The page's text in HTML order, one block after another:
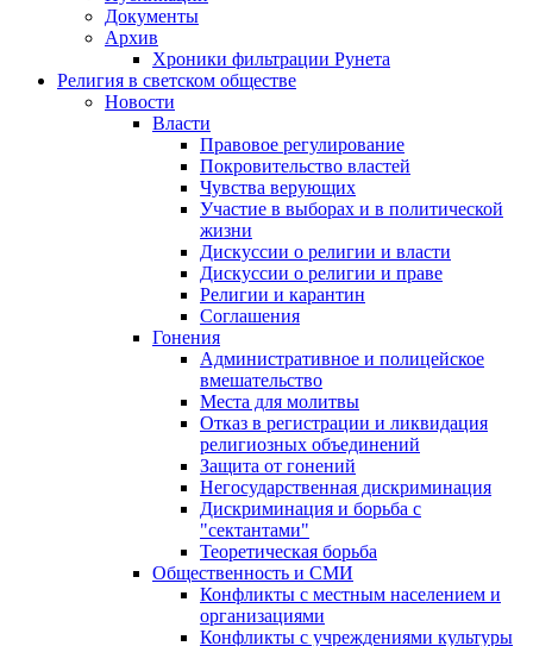
Документы
Архив
Хроники фильтрации Рунета
Религия в светском обществе
Новости
Власти
Правовое регулирование
Покровительство властей
Чувства верующих
Участие в выборах и в политической
жизни
Дискуссии о религии и власти
Дискуссии о религии и праве
Религии и карантин
Соглашения
Гонения
Административное и полицейское
вмешательство
Места для молитвы
Отказ в регистрации и ликвидация
религиозных объединений
Защита от гонений
Негосударственная дискриминация
Дискриминация и борьба с
"сектантами"
Теоретическая борьба
Общественность и СМИ
Конфликты с местным населением и
организациями
Конфликты с учреждениями культуры